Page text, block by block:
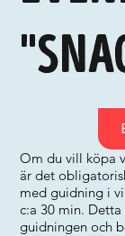
Om du vill köpa
är det
med guidning i
c:a 30 min.
guidningen och